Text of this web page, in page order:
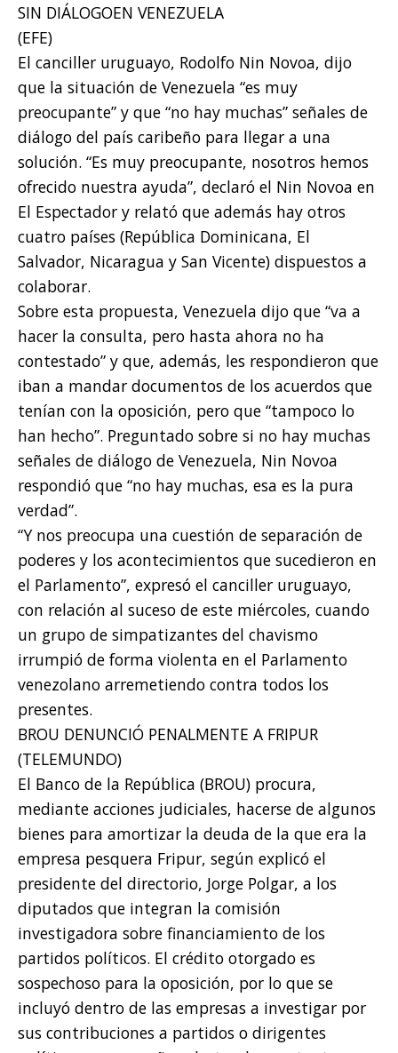
SIN DIÁLOGOEN VENEZUELA
(EFE)
El canciller uruguayo, Rodolfo Nin Novoa, dijo
que la situación de Venezuela “es muy
preocupante” y que “no hay muchas” señales de
diálogo del país caribeño para llegar a una
solución. “Es muy preocupante, nosotros hemos
ofrecido nuestra ayuda”, declaró el Nin Novoa en
El Espectador y relató que además hay otros
cuatro países (República Dominicana, El
Salvador, Nicaragua y San Vicente) dispuestos a
colaborar.
Sobre esta propuesta, Venezuela dijo que “va a
hacer la consulta, pero hasta ahora no ha
contestado” y que, además, les respondieron que
iban a mandar documentos de los acuerdos que
tenían con la oposición, pero que “tampoco lo
han hecho”. Preguntado sobre si no hay muchas
señales de diálogo de Venezuela, Nin Novoa
respondió que “no hay muchas, esa es la pura
verdad”.
“Y nos preocupa una cuestión de separación de
poderes y los acontecimientos que sucedieron en
el Parlamento”, expresó el canciller uruguayo,
con relación al suceso de este miércoles, cuando
un grupo de simpatizantes del chavismo
irrumpió de forma violenta en el Parlamento
venezolano arremetiendo contra todos los
presentes.
BROU DENUNCIÓ PENALMENTE A FRIPUR
(TELEMUNDO)
El Banco de la República (BROU) procura,
mediante acciones judiciales, hacerse de algunos
bienes para amortizar la deuda de la que era la
empresa pesquera Fripur, según explicó el
presidente del directorio, Jorge Polgar, a los
diputados que integran la comisión
investigadora sobre financiamiento de los
partidos políticos. El crédito otorgado es
sospechoso para la oposición, por lo que se
incluyó dentro de las empresas a investigar por
sus contribuciones a partidos o dirigentes